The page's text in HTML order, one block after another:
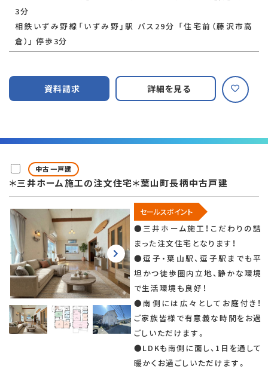
3分
相鉄いずみ野線「いずみ野」駅 バス29分 「住宅前（藤沢市高
倉）」 停歩3分
資料請求 詳細を見る
中古一戸建
＊三井ホーム施工の注文住宅＊葉山町長柄中古戸建
セールスポイント
●三井ホーム施工！こだわりの詰
まった注文住宅となります！
●逗子・葉山駅、逗子駅までも平
坦かつ徒歩圏内立地、静かな環境
で生活環境も良好！
●南側には広々としてお庭付き！
ご家族皆様で有意義な時間をお過
ごしいただけます。
●LDKも南側に面し、1日を通して
暖かくお過ごしいただけます。